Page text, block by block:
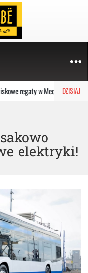
DZISIAJ
regaty w Mechelinkach.
elektryki!